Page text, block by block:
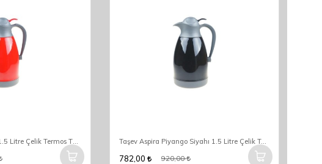
Taşev Aspira Kırmızı 1.5 Litre Çelik Termos T3465 Taşev Aspira Piyango Siyahı 1.5 Litre Çelik Termos T3464
782,00 920,00